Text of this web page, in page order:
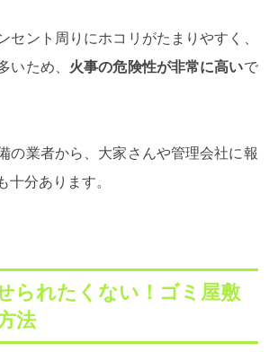
セント周りにホコリがたまりやすく、
いため、 火事の危険性が非常に高いで
の業者から、大家さんや管理会社に報
十分あります。
られたくない！ゴミ屋敷
法